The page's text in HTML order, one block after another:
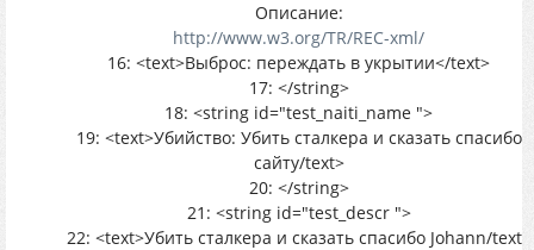
Описание:
http://www.w3.org/TR/REC-xml/
16: <text>Выброс: переждать в укрытии</text>
17: </string>
18: <string id="test_naiti_name ">
19: <text>Убийство: Убить сталкера и сказать спасибо
сайту/text>
20: </string>
21: <string id="test_descr ">
22: <text>Убить сталкера и сказать спасибо Johann/text>